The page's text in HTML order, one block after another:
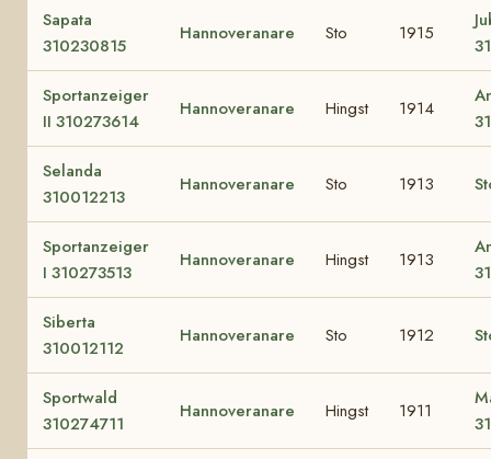
Sapata
310230815
Hannoveranare Sto 1915
Sportanzeiger
II 310273614
Hannoveranare Hingst 1914
Selanda
310012213
Hannoveranare Sto 1913
Sportanzeiger
I 310273513
Hannoveranare Hingst 1913
Siberta
310012112
Hannoveranare Sto 1912
Sportwald
310274711
Hannoveranare Hingst 1911